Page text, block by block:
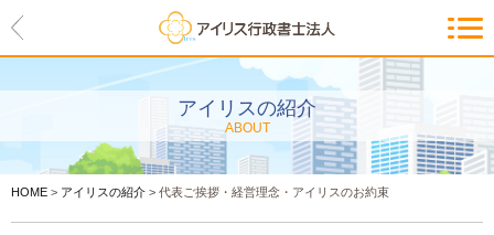
アイリスの紹介
ABOUT
HOME > アイリスの紹介 > 代表ご挨拶・経営理念・アイリスのお約束
HOME
アイリスの紹介
代表ご挨拶・経営理念・アイリス
のお約束
会社概要・アクセスマップ